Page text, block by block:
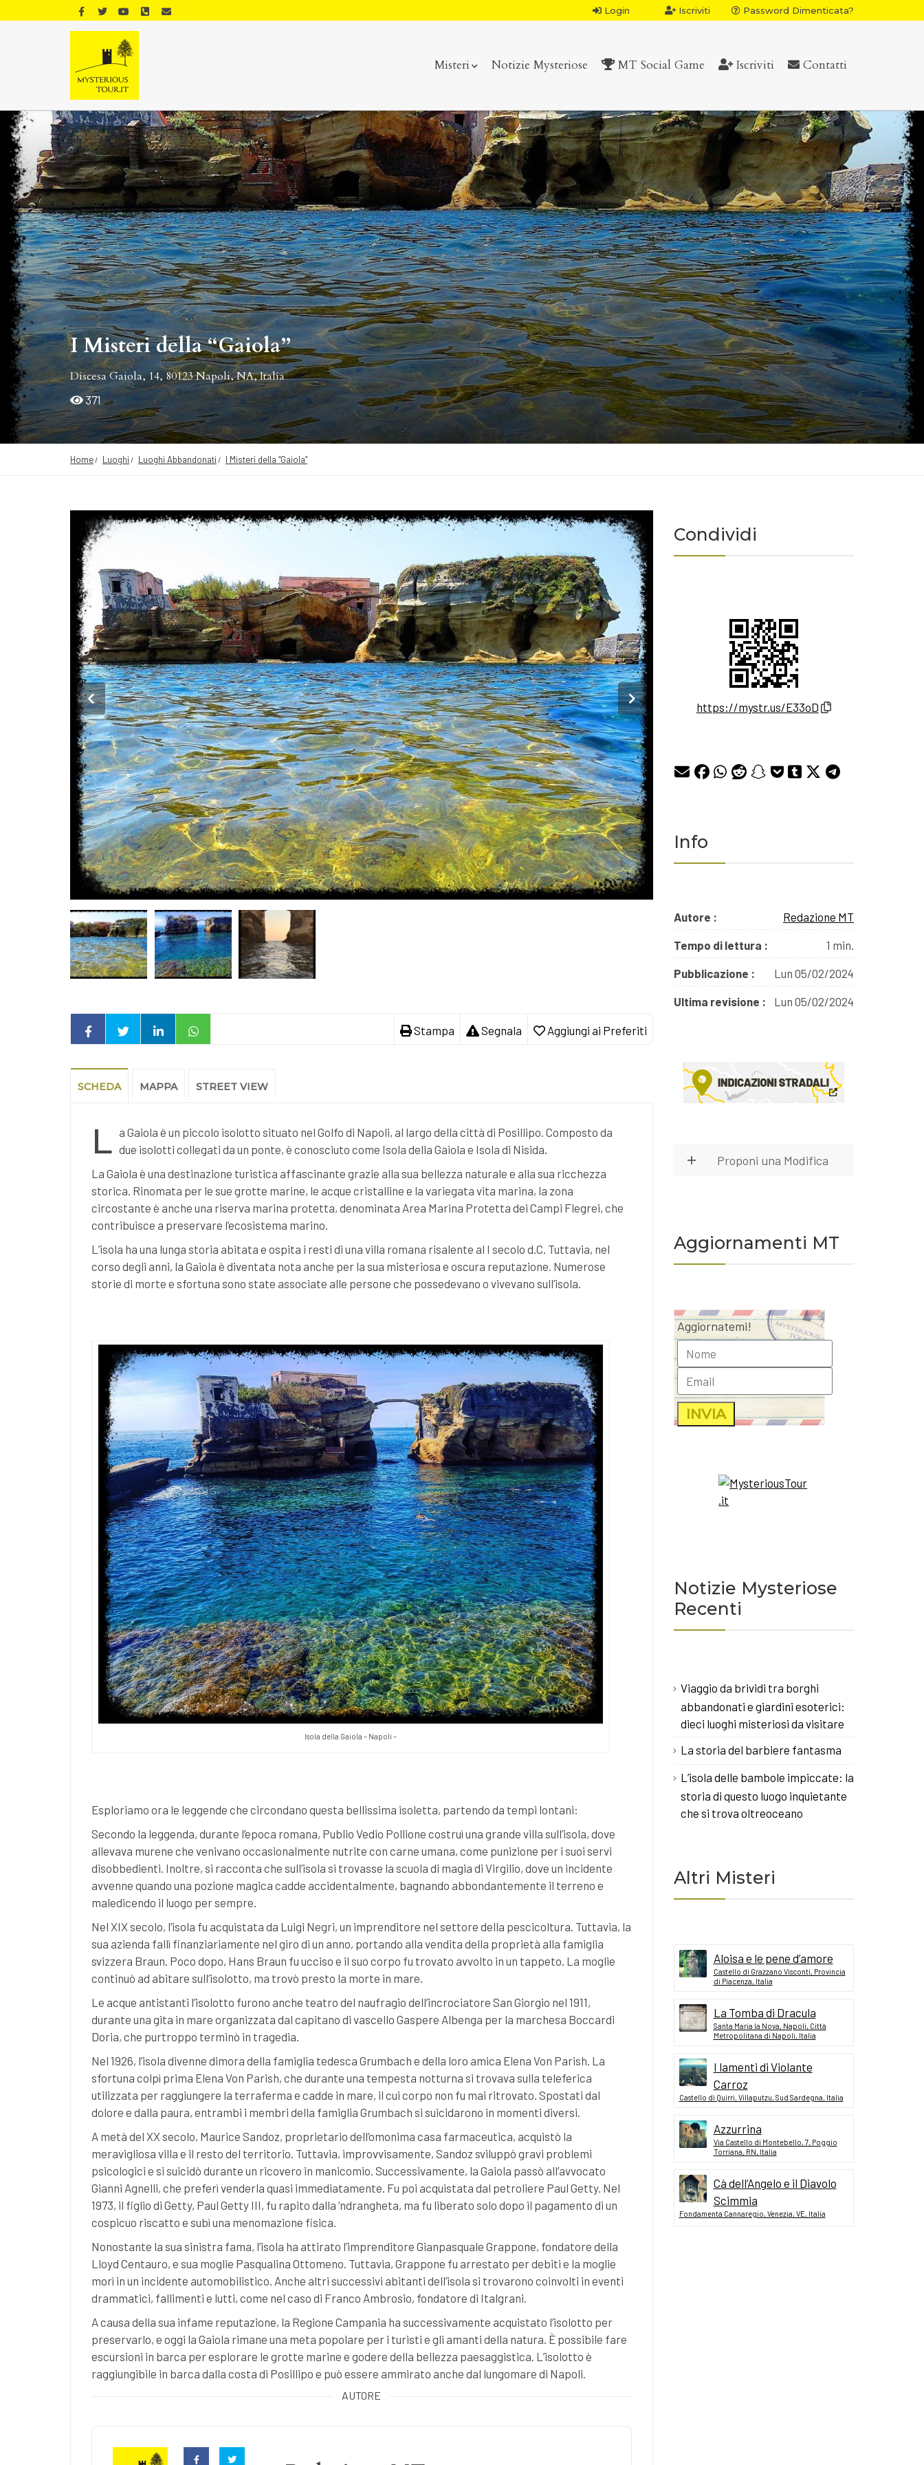
Login Iscriviti Password Dimenticata?
Misteri Notizie Mysteriose MT Social Game Iscriviti Contatti
I Misteri della “Gaiola”
Discesa Gaiola, 14, 80123 Napoli, NA, Italia
371
Home Luoghi Luoghi Abbandonati I Misteri della “Gaiola”
Aggiungi ai Preferiti
Segnala
Stampa
SCHEDA MAPPA STREET VIEW
L a Gaiola è un piccolo isolotto situato nel Golfo di Napoli, al largo della città di Posillipo. Composto da
due isolotti collegati da un ponte, è conosciuto come Isola della Gaiola e Isola di Nisida.
La Gaiola è una destinazione turistica affascinante grazie alla sua bellezza naturale e alla sua ricchezza
storica. Rinomata per le sue grotte marine, le acque cristalline e la variegata vita marina, la zona
circostante è anche una riserva marina protetta, denominata Area Marina Protetta dei Campi Flegrei, che
contribuisce a preservare l’ecosistema marino.
L’isola ha una lunga storia abitata e ospita i resti di una villa romana risalente al I secolo d.C. Tuttavia, nel
corso degli anni, la Gaiola è diventata nota anche per la sua misteriosa e oscura reputazione. Numerose
storie di morte e sfortuna sono state associate alle persone che possedevano o vivevano sull’isola.
Isola della Gaiola – Napoli –
Esploriamo ora le leggende che circondano questa bellissima isoletta, partendo da tempi lontani:
Secondo la leggenda, durante l’epoca romana, Publio Vedio Pollione costruì una grande villa sull’isola, dove
allevava murene che venivano occasionalmente nutrite con carne umana, come punizione per i suoi servi
disobbedienti. Inoltre, si racconta che sull’isola si trovasse la scuola di magia di Virgilio, dove un incidente
avvenne quando una pozione magica cadde accidentalmente, bagnando abbondantemente il terreno e
maledicendo il luogo per sempre.
Nel XIX secolo, l’isola fu acquistata da Luigi Negri, un imprenditore nel settore della pescicoltura. Tuttavia, la
sua azienda fallì finanziariamente nel giro di un anno, portando alla vendita della proprietà alla famiglia
svizzera Braun. Poco dopo, Hans Braun fu ucciso e il suo corpo fu trovato avvolto in un tappeto. La moglie
continuò ad abitare sull’isolotto, ma trovò presto la morte in mare.
Le acque antistanti l’isolotto furono anche teatro del naufragio dell’incrociatore San Giorgio nel 1911,
durante una gita in mare organizzata dal capitano di vascello Gaspere Albenga per la marchesa Boccardi
Doria, che purtroppo terminò in tragedia.
Nel 1926, l’isola divenne dimora della famiglia tedesca Grumbach e della loro amica Elena Von Parish. La
sfortuna colpì prima Elena Von Parish, che durante una tempesta notturna si trovava sulla teleferica
utilizzata per raggiungere la terraferma e cadde in mare, il cui corpo non fu mai ritrovato. Spostati dal
dolore e dalla paura, entrambi i membri della famiglia Grumbach si suicidarono in momenti diversi.
A metà del XX secolo, Maurice Sandoz, proprietario dell’omonima casa farmaceutica, acquistò la
meravigliosa villa e il resto del territorio. Tuttavia, improvvisamente, Sandoz sviluppò gravi problemi
psicologici e si suicidò durante un ricovero in manicomio. Successivamente, la Gaiola passò all’avvocato
Gianni Agnelli, che preferì venderla quasi immediatamente. Fu poi acquistata dal petroliere Paul Getty. Nel
1973, il figlio di Getty, Paul Getty III, fu rapito dalla ‘ndrangheta, ma fu liberato solo dopo il pagamento di un
cospicuo riscatto e subì una menomazione fisica.
Nonostante la sua sinistra fama, l’isola ha attirato l’imprenditore Gianpasquale Grappone, fondatore della
Lloyd Centauro, e sua moglie Pasqualina Ottomeno. Tuttavia, Grappone fu arrestato per debiti e la moglie
morì in un incidente automobilistico. Anche altri successivi abitanti dell’isola si trovarono coinvolti in eventi
drammatici, fallimenti e lutti, come nel caso di Franco Ambrosio, fondatore di Italgrani.
A causa della sua infame reputazione, la Regione Campania ha successivamente acquistato l’isolotto per
preservarlo, e oggi la Gaiola rimane una meta popolare per i turisti e gli amanti della natura. È possibile fare
escursioni in barca per esplorare le grotte marine e godere della bellezza paesaggistica. L’isolotto è
raggiungibile in barca dalla costa di Posillipo e può essere ammirato anche dal lungomare di Napoli.
AUTORE
Condividi
https://mystr.us/E33oD
Info
Autore : Redazione MT
Tempo di lettura : 1 min.
Pubblicazione : Lun 05/02/2024
Ultima revisione : Lun 05/02/2024
Proponi una Modifica
Aggiornamenti MT
Aggiornatemi!
Notizie Mysteriose
Recenti
Viaggio da brividi tra borghi
abbandonati e giardini esoterici:
dieci luoghi misteriosi da visitare
La storia del barbiere fantasma
L’isola delle bambole impiccate: la
storia di questo luogo inquietante
che si trova oltreoceano
Altri Misteri
Aloisa e le pene d’amore
Castello di Grazzano Visconti, Provincia
di Piacenza, Italia
La Tomba di Dracula
Santa Maria la Nova, Napoli, Città
Metropolitana di Napoli, Italia
I lamenti di Violante
Carroz
Castello di Quirri, Villaputzu, Sud Sardegna, Italia
Azzurrina
Via Castello di Montebello, 7, Poggio
Torriana, RN, Italia
Cà dell’Angelo e il Diavolo
Scimmia
Fondamenta Cannaregio, Venezia, VE, Italia